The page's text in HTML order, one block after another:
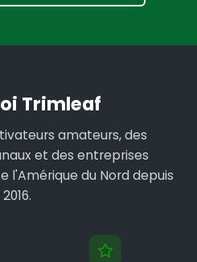
Trimleaf
amateurs, des
et des entreprises
l'Amérique du Nord depuis
2016.